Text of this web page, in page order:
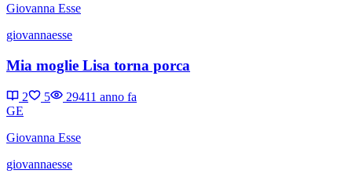
Giovanna Esse
giovannaesse
Mia moglie Lisa torna porca
2 5 29411 anno fa
GE
Giovanna Esse
giovannaesse